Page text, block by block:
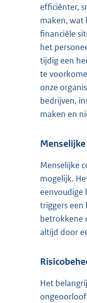
efficiënter,
maken, wat
financiële
het
tijdig een
te
onze
bedrijven,
maken en
Menselijke
mogelijk.
eenvoudige
triggers een
betrokkene
altijd door
Het